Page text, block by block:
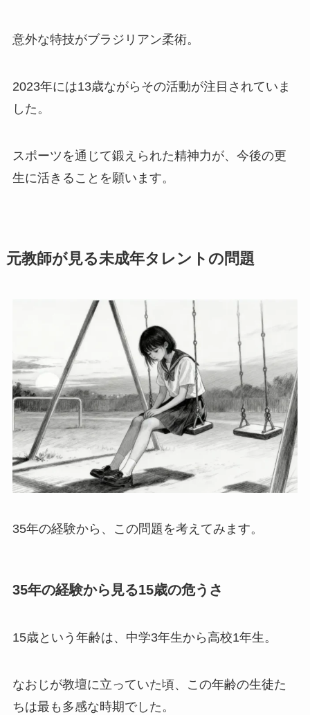
意外な特技がブラジリアン柔術。
2023年には13歳ながらその活動が注目されていま
した。
スポーツを通じて鍛えられた精神力が、今後の更
生に活きることを願います。
元教師が見る未成年タレントの問題
35年の経験から、この問題を考えてみます。
35年の経験から見る15歳の危うさ
15歳という年齢は、中学3年生から高校1年生。
なおじが教壇に立っていた頃、この年齢の生徒た
ちは最も多感な時期でした。